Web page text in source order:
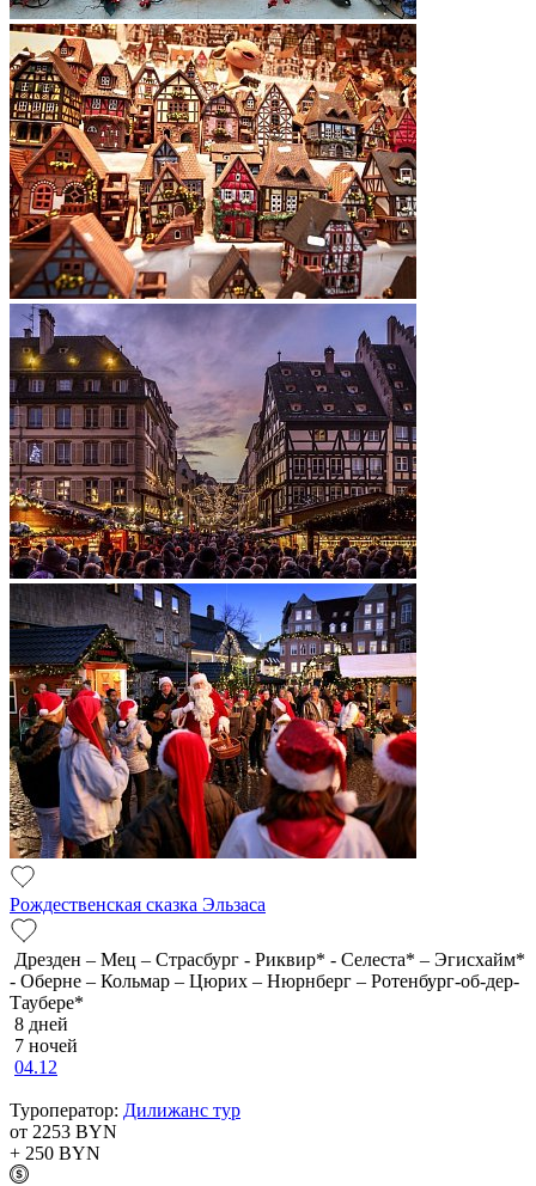
Рождественская сказка Эльзаса
Дрезден – Мец – Страсбург - Риквир* - Селеста* – Эгисхайм*
- Оберне – Кольмар – Цюрих – Нюрнберг – Ротенбург-об-дер-
Таубере*
8 дней
7 ночей
04.12
Туроператор: Дилижанс тур
от 2253 BYN
+ 250 BYN